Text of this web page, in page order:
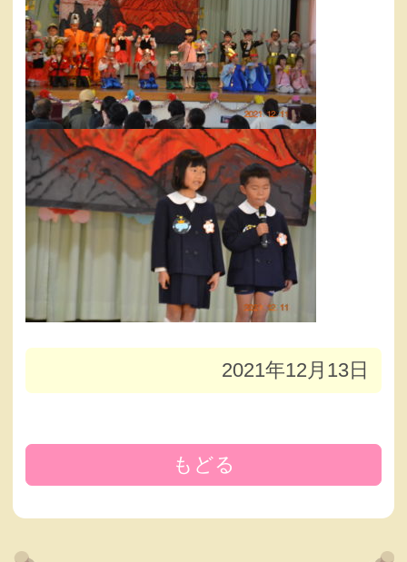
2021年12月13日
もどる